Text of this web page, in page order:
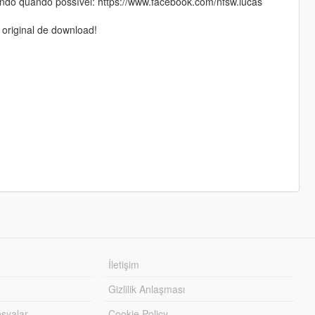
de download!
İletişim
Gizlilik Anlaşması